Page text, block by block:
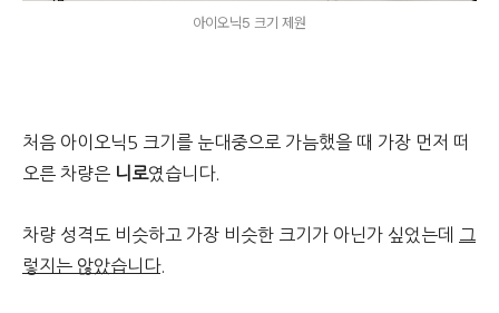
아이오닉5 크기 제원
처음 아이오닉5 크기를 눈대중으로 가늠했을 때 가장 먼저 떠
오른 차량은 니로였습니다.
차량 성격도 비슷하고 가장 비슷한 크기가 아닌가 싶었는데
그
렇지는 않았습니다.